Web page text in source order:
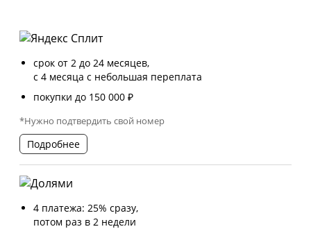
срок от 2 до 24 месяцев,
с 4 месяца с небольшая переплата
покупки до 150 000 ₽
*Нужно подтвердить свой номер
Подробнее
4 платежа: 25% сразу,
потом раз в 2 недели